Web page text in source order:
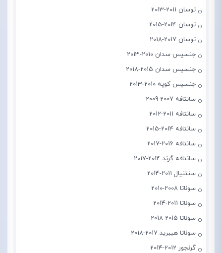
توسان 2011-2013
توسان 2014-2015
توسان 2017-2018
جنسیس سدان 2010-2013
جنسیس سدان 2015-2018
جنسیس کوپه 2010-2013
سانتافه 2007-2009
سانتافه 2011-2012
سانتافه 2014-2015
سانتافه 2016-2017
سانتافه گرند 2014-2017
سنتنیال 2011-2014
سوناتا 2008-2010
سوناتا 2011-2014
سوناتا 2015-2018
سوناتا هیبرید 2017-2018
گرنجور 2012-2014